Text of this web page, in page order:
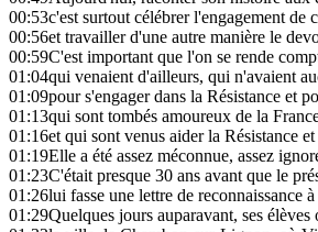
00:53c'est surtout célébrer l'engagement de
00:56et travailler d'une autre manière le
00:59C'est important que l'on se rende
01:04qui venaient d'ailleurs, qui n'avaient
01:09pour s'engager dans la Résistance et
01:13qui sont tombés amoureux de la
01:16et qui sont venus aider la Résistance
01:19Elle a été assez méconnue, assez
01:23C'était presque 30 ans avant que le
01:26lui fasse une lettre de reconnaissance à
01:29Quelques jours auparavant, ses